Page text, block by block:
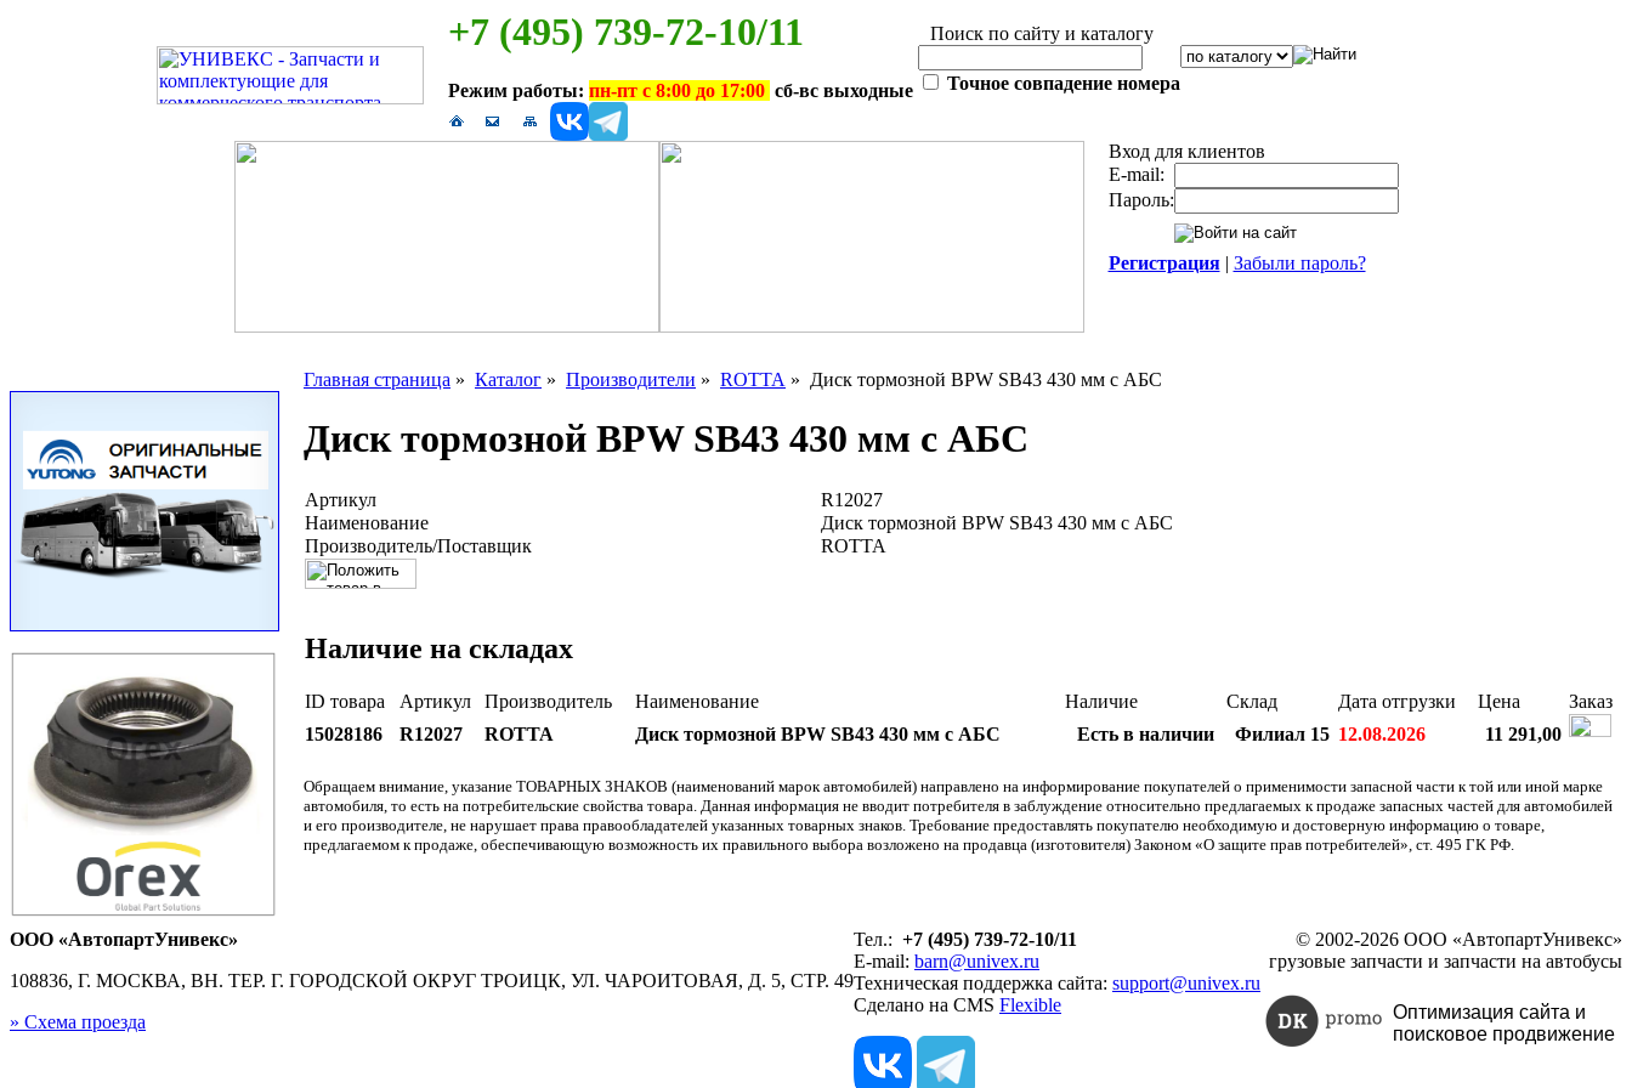
+7 (495) 739-72-10/11
Режим работы: пн-пт с 8:00 до 17:00 сб-вс выходные
Поиск по сайту и каталогу
Точное совпадение номера
Вход для клиентов
E-mail:
Пароль:
Регистрация| Забыли пароль?
Главная страница » Каталог » Производители » ROTTA » Диск тормозной BPW SB43 430 мм с АБС
Диск тормозной BPW SB43 430 мм с АБС
Артикул
R12027
Наименование
Диск тормозной BPW SB43 430 мм с АБС
Производитель/Поставщик
ROTTA
Наличие на складах
ID товара Артикул Производитель Наименование Наличие Склад Дата отгрузки Цена
Заказ
15028186
R12027 ROTTA Диск тормозной BPW SB43 430 мм с АБС Есть в наличии Филиал 15 12.08.2026 11 291,00
Обращаем внимание, указание ТОВАРНЫХ ЗНАКОВ (наименований марок автомобилей) направлено на информирование покупателей о применимости запасной части к той или иной марке
автомобиля, то есть на потребительские свойства товара. Данная информация не вводит потребителя в заблуждение относительно предлагаемых к продаже запасных частей для автомобилей
и его производителе, не нарушает права правообладателей указанных товарных знаков. Требование предоставлять покупателю необходимую и достоверную информацию о товаре,
предлагаемом к продаже, обеспечивающую возможность их правильного выбора возложено на продавца (изготовителя) Законом «О защите прав потребителей», ст. 495 ГК РФ.
ООО «АвтопартУнивекс»
108836, Г. МОСКВА, ВН. ТЕР. Г. ГОРОДСКОЙ ОКРУГ ТРОИЦК, УЛ. ЧАРОИТОВАЯ, Д. 5, СТР. 49
» Схема проезда
Тел.: +7 (495) 739-72-10/11
E-mail: barn@univex.ru
Техническая поддержка сайта: support@univex.ru
Сделано на CMS Flexible
© 2002-2026 ООО «АвтопартУнивекс»
грузовые запчасти и запчасти на автобусы
Оптимизация сайта и
поисковое продвижение